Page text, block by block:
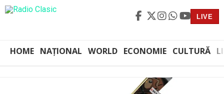
LIVE
HOME NAȚIONAL WORLD ECONOMIE CULTURĂ